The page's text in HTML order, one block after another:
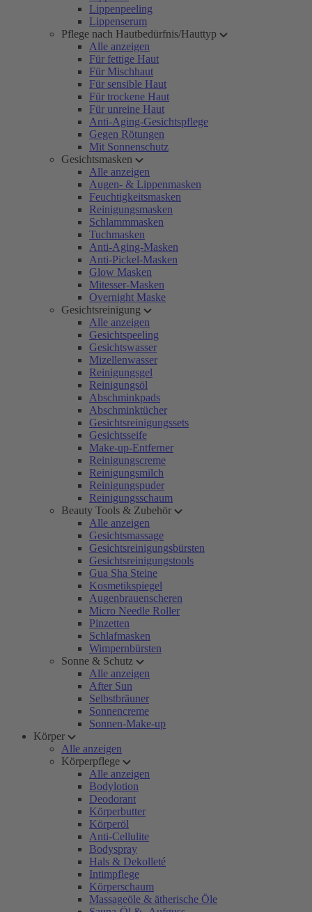
Lippenpeeling
Lippenserum
Pflege nach Hautbedürfnis/Hauttyp
Alle anzeigen
Für fettige Haut
Für Mischhaut
Für sensible Haut
Für trockene Haut
Für unreine Haut
Anti-Aging-Gesichtspflege
Gegen Rötungen
Mit Sonnenschutz
Gesichtsmasken
Alle anzeigen
Augen- & Lippenmasken
Feuchtigkeitsmasken
Reinigungsmasken
Schlammmasken
Tuchmasken
Anti-Aging-Masken
Anti-Pickel-Masken
Glow Masken
Mitesser-Masken
Overnight Maske
Gesichtsreinigung
Alle anzeigen
Gesichtspeeling
Gesichtswasser
Mizellenwasser
Reinigungsgel
Reinigungsöl
Abschminkpads
Abschminktücher
Gesichtsreinigungssets
Gesichtsseife
Make-up-Entferner
Reinigungscreme
Reinigungsmilch
Reinigungspuder
Reinigungsschaum
Beauty Tools & Zubehör
Alle anzeigen
Gesichtsmassage
Gesichtsreinigungsbürsten
Gesichtsreinigungstools
Gua Sha Steine
Kosmetikspiegel
Augenbrauenscheren
Micro Needle Roller
Pinzetten
Schlafmasken
Wimpernbürsten
Sonne & Schutz
Alle anzeigen
After Sun
Selbstbräuner
Sonnencreme
Sonnen-Make-up
Körper
Alle anzeigen
Körperpflege
Alle anzeigen
Bodylotion
Deodorant
Körperbutter
Körperöl
Anti-Cellulite
Bodyspray
Hals & Dekolleté
Intimpflege
Körperschaum
Massageöle & ätherische Öle